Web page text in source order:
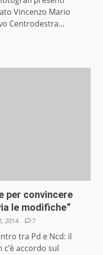
Vincenzo Mario
Centrodestra...
per convincere
le modifiche”
2014 7
tra Pd e Ncd: il
accordo sul